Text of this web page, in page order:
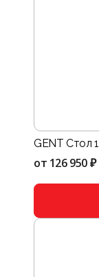
GENT Стол
от 126 950 ₽